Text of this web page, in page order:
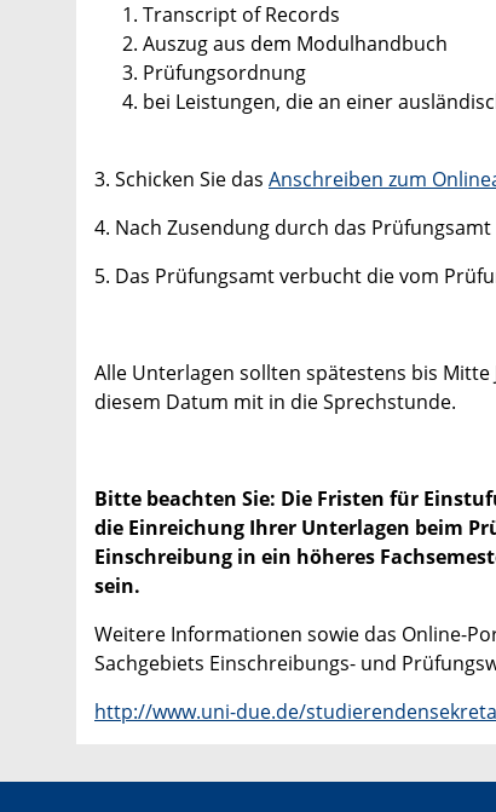
Transcript of Records
Auszug aus dem Modulhandbuch
Prüfungsordnung
bei Leistungen, die an einer
3. Schicken Sie das Anschreiben zum
4. Nach Zusendung durch das
5. Das Prüfungsamt verbucht die vom
Alle Unterlagen sollten spätestens bis
diesem Datum mit in die Sprechstunde.
Bitte beachten Sie: Die Fristen für
die Einreichung Ihrer Unterlagen beim
Einschreibung in ein höheres
sein.
Weitere Informationen sowie das Online-
Sachgebiets Einschreibungs- und
http://www.uni-due.de/